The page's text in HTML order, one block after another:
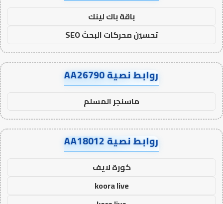
باقة باك لينك
تحسين محركات البحث SEO
روابط نصية AA26790
ماسنجر المسلم
روابط نصية AA18012
كورة لايف
koora live